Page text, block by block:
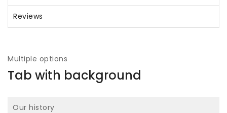
Reviews
Multiple options
Tab with background
Our history